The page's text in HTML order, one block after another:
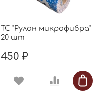
ТС "Рулон микрофибра"
20 шт
450 ₽